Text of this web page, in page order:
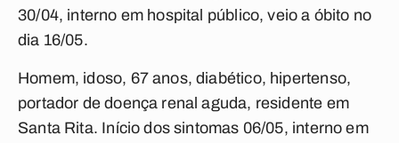
30/04, interno em hospital público, veio a óbito no
dia 16/05.
Homem, idoso, 67 anos, diabético, hipertenso,
portador de doença renal aguda, residente em
Santa Rita. Início dos sintomas 06/05, interno em